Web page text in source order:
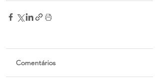
Comentários